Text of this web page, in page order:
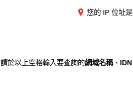
您的 IP 位址是
請於以上空格輸入要查詢的網域名稱、 IDN